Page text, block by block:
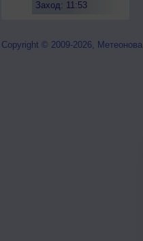
Заход: 11:53
Copyright © 2009-2026, Метеонова